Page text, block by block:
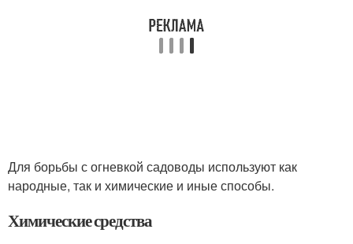
Для борьбы с огневкой садоводы используют как
народные, так и химические и иные способы.
Химические средства